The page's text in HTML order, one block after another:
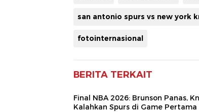
san antonio spurs vs new york
fotointernasional
BERITA TERKAIT
Final NBA 2026: Brunson Panas,
Kalahkan Spurs di Game Pertama